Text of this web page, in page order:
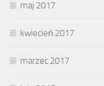
maj 2017
kwiecień 2017
marzec 2017